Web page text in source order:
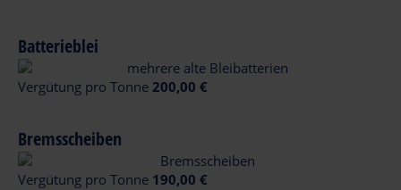
Batterieblei
Vergütung pro Tonne 200,00 €
Bremsscheiben
Vergütung pro Tonne 190,00 €